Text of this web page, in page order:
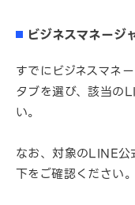
ビジネスマネージ
すでにビジネスマネ
タブを選び、該当の
い。
なお、対象のLINE公
下をご確認ください。